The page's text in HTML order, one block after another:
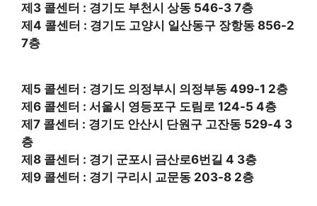
제3 콜센터 : 경기도 부천시 상동 546-3 7층
제4 콜센터 : 경기도 고양시 일산동구 장항동 856-2
7층
제5 콜센터 : 경기도 의정부시 의정부동 499-1 2층
제6 콜센터 : 서울시 영등포구 도림로 124-5 4층
제7 콜센터 : 경기도 안산시 단원구 고잔동 529-4 3
층
제8 콜센터 : 경기 군포시 금산로6번길 4 3층
제9 콜센터 : 경기 구리시 교문동 203-8 2층